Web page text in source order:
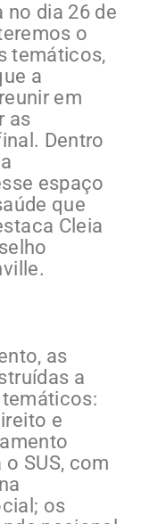
no dia 26 de
o
temáticos,
a
em
as
Dentro
espaço
que
Cleia
as
a
e
SUS, com
os